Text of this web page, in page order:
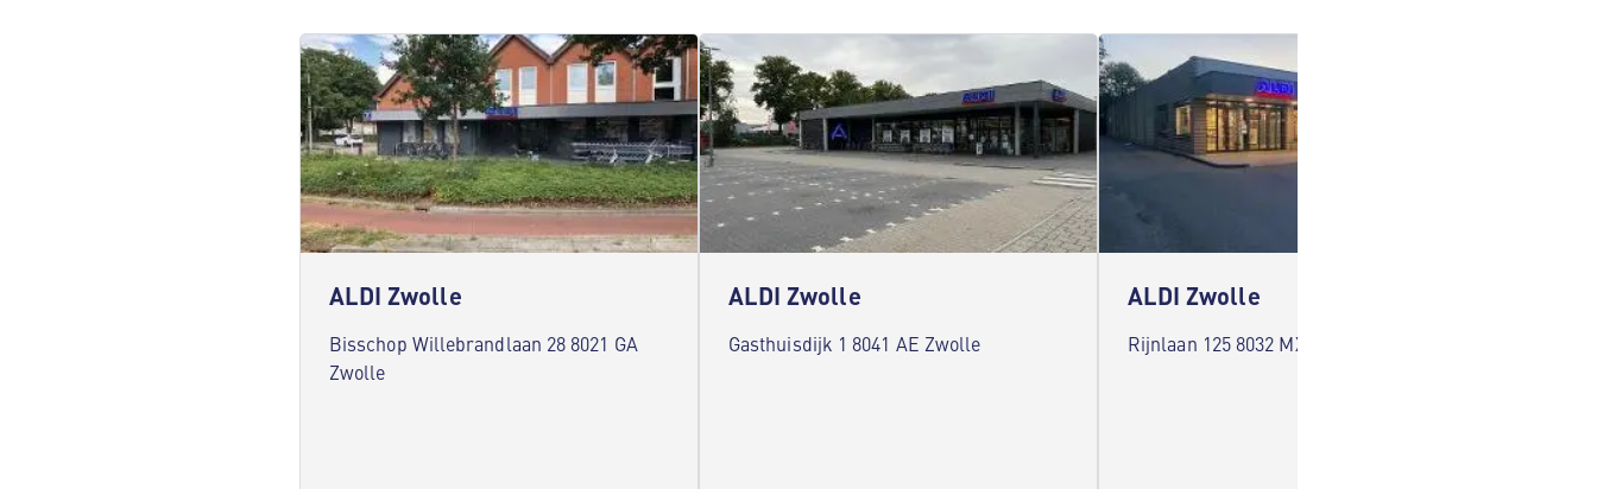
ALDI Zwolle
Bisschop Willebrandlaan 28 8021 GA
Zwolle
ALDI Zwolle
Gasthuisdijk 1 8041 AE Zwolle
ALDI Zwolle
Rijnlaan 125 8032 MX Zwolle